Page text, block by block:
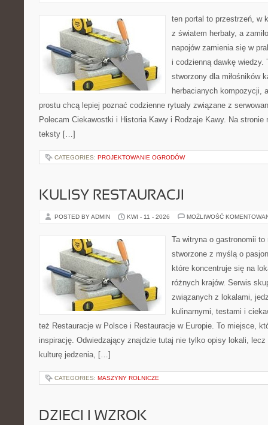
ten portal to przestrzeń, w
z światem herbaty, a
napojów zamienia się w
i codzienną dawkę wiedzy.
stworzony dla miłośników
herbacianych kompozycji,
prostu chcą lepiej poznać codzienne rytuały związane z
Polecam Ciekawostki i Historia Kawy i Rodzaje Kawy. Na stronie
teksty […]
CATEGORIES: PROJEKTOWANIE OGRODÓW
KULISY RESTAURACJI
POSTED BY ADMIN KWI - 11 - 2026 MOŻLIWOŚĆ
Ta witryna o gastronomii
stworzone z myślą o
które koncentruje się na
różnych krajów. Serwis
związanych z lokalami,
kulinarnymi, testami i
też Restauracje w Polsce i Restauracje w Europie. To miejsce,
inspirację. Odwiedzający znajdzie tutaj nie tylko opisy lokali,
kulturę jedzenia, […]
CATEGORIES: MASZYNY ROLNICZE
DZIECI I WZROK